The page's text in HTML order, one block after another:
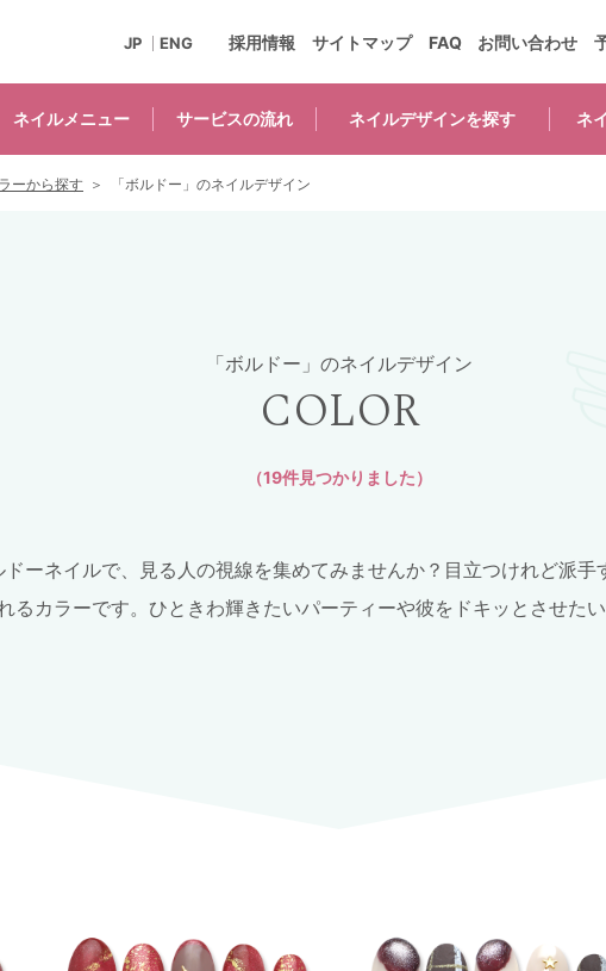
ネイルメニュー サービスの流れ ネイルデザインを探す ネ
採用情報 サイトマップ FAQ お問い合わせ
JP ENG
「ボルドー」のネイルデザイン
COLOR
（19件見つかりました）
ーネイルで、見る人の視線を集めてみませんか？目立つけれど派
るカラーです。ひときわ輝きたいパーティーや彼をドキッとさせた
ーから探す 「ボルドー」のネイルデザイン